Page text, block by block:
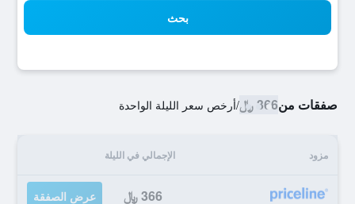
بحث
صفقات من366 ﷼ /أرخص سعر الليلة الواحدة
مزود الإجمالي في الليلة
366 ﷼ عرض الصفقة